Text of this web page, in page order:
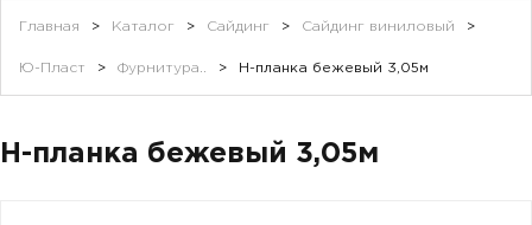
Главная > Каталог > Сайдинг > Сайдинг виниловый >
Ю-Пласт > Фурнитура.. > Н-планка бежевый 3,05м
Н-планка бежевый 3,05м